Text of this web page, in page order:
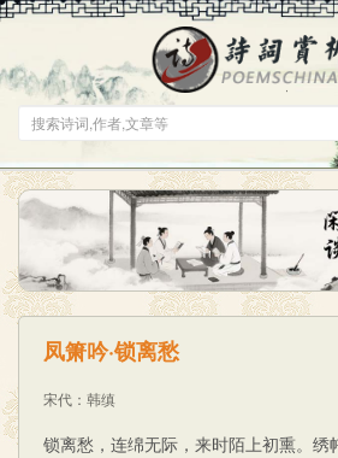
凤箫吟·锁离愁
宋代 ： 韩缜
锁离愁，连绵无际，来时陌上初熏。绣